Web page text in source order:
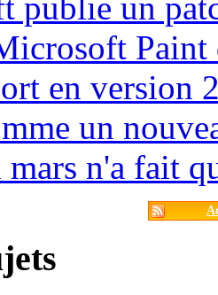
Paint
en version
un
mars n'a fait